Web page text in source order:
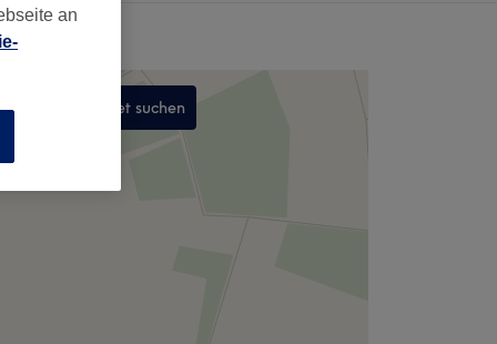
In diesem Gebiet suchen
an